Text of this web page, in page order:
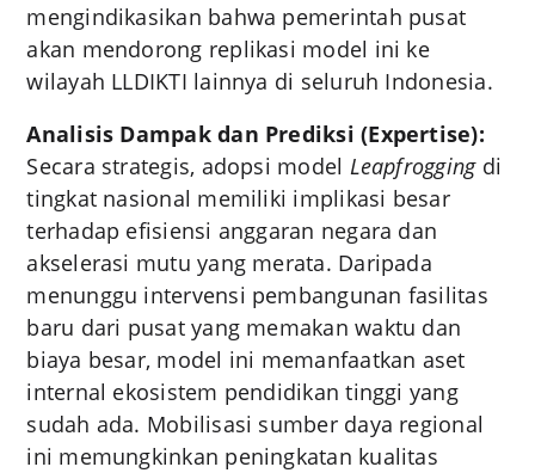
mengindikasikan bahwa pemerintah pusat
akan mendorong replikasi model ini ke
wilayah LLDIKTI lainnya di seluruh Indonesia.
Analisis Dampak dan Prediksi (Expertise):
Secara strategis, adopsi model Leapfroggingdi
tingkat nasional memiliki implikasi besar
terhadap efisiensi anggaran negara dan
akselerasi mutu yang merata. Daripada
menunggu intervensi pembangunan fasilitas
baru dari pusat yang memakan waktu dan
biaya besar, model ini memanfaatkan aset
internal ekosistem pendidikan tinggi yang
sudah ada. Mobilisasi sumber daya regional
ini memungkinkan peningkatan kualitas